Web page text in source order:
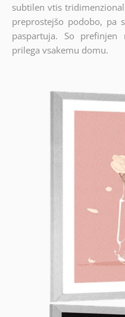
subtilen vtis
preprostejšo podobo, pa
paspartuja. So
prilega vsakemu domu.